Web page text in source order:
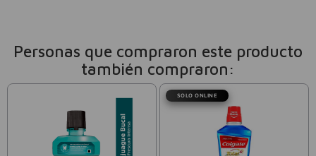
Personas que compraron este producto
también compraron:
SOLO ONLINE